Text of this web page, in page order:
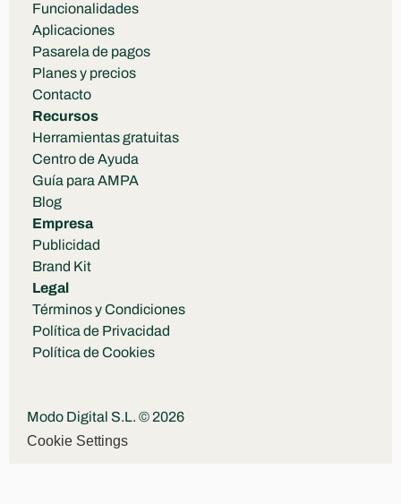
Funcionalidades
Aplicaciones
Pasarela de pagos
Planes y precios
Contacto
Recursos
Herramientas gratuitas
Centro de Ayuda
Guía para AMPA
Blog
Empresa
Publicidad
Brand Kit
Legal
Términos y Condiciones
Política de Privacidad
Política de Cookies
Modo Digital S.L. © 2026
Cookie Settings